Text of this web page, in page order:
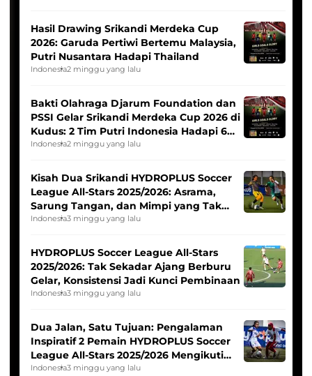
Hasil Drawing Srikandi Merdeka Cup
2026: Garuda Pertiwi Bertemu Malaysia,
Putri Nusantara Hadapi Thailand
Indonesia2 minggu yang lalu
Bakti Olahraga Djarum Foundation dan
PSSI Gelar Srikandi Merdeka Cup 2026 di
Kudus: 2 Tim Putri Indonesia Hadapi 6
Tim Asia
Indonesia2 minggu yang lalu
Kisah Dua Srikandi HYDROPLUS Soccer
League All-Stars 2025/2026: Asrama,
Sarung Tangan, dan Mimpi yang Tak
Pernah Padam
Indonesia3 minggu yang lalu
HYDROPLUS Soccer League All-Stars
2025/2026: Tak Sekadar Ajang Berburu
Gelar, Konsistensi Jadi Kunci Pembinaan
Indonesia3 minggu yang lalu
Dua Jalan, Satu Tujuan: Pengalaman
Inspiratif 2 Pemain HYDROPLUS Soccer
League All-Stars 2025/2026 Mengikuti
Seleksi Timnas Indonesia Putri
Indonesia3 minggu yang lalu